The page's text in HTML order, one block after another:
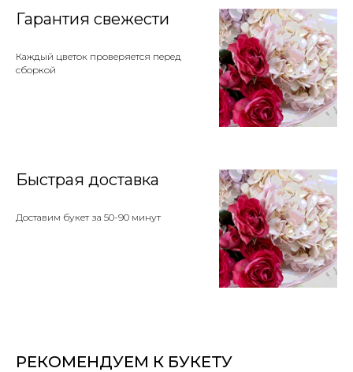
Гарантия свежести
Каждый цветок проверяется перед
сборкой
Быстрая доставка
Доставим букет за 50-90 минут
РЕКОМЕНДУЕМ К БУКЕТУ